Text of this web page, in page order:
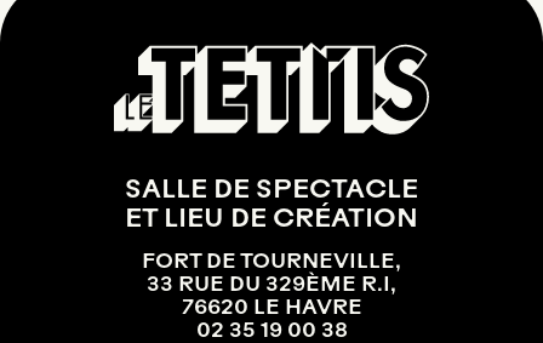
SALLE DE SPECTACLE
ET LIEU DE CRÉATION
FORT DE TOURNEVILLE,
33 RUE DU 329ÈME R.I,
76620 LE HAVRE
02 35 19 00 38